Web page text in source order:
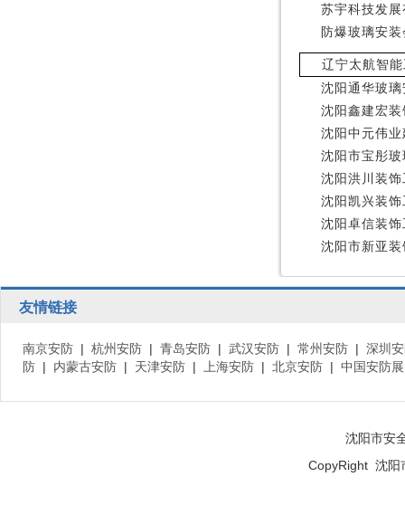
苏宇科技发
防爆玻璃安
辽宁太航智
沈阳通华玻
沈阳鑫建宏
沈阳中元伟
沈阳市宝彤
沈阳洪川装
沈阳凯兴装
沈阳卓信装
沈阳市新亚
友情链接
南京安防 | 杭州安防 | 青岛安防 | 武汉安防 | 常州安防 | 深圳
防 | 内蒙古安防 | 天津安防 | 上海安防 | 北京安防 | 中国安防
沈阳市安
CopyRight 沈阳